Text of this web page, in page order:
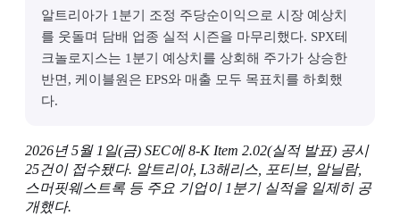
알트리아가 1분기 조정 주당순이익으로 시장 예상치
를 웃돌며 담배 업종 실적 시즌을 마무리했다. SPX테
크놀로지스는 1분기 예상치를 상회해 주가가 상승한
반면, 케이블원은 EPS와 매출 모두 목표치를 하회했
다.
2026년 5월 1일(금) SEC에 8-K Item 2.02(실적 발표) 공시
25건이 접수됐다. 알트리아, L3해리스, 포티브, 알닐람,
스머핏웨스트록 등 주요 기업이 1분기 실적을 일제히 공
개했다.